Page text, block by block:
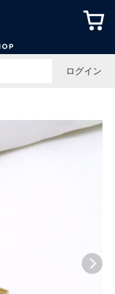
侍ジャパ
ログイン